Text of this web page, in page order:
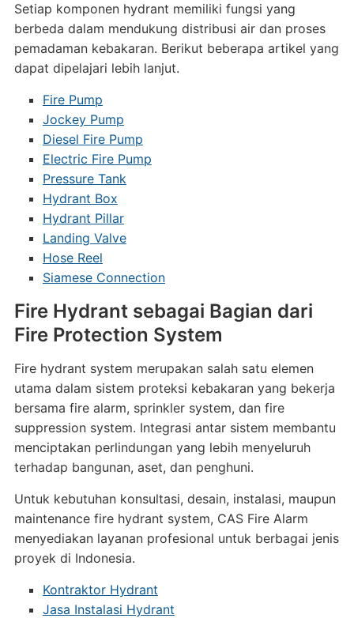
Setiap komponen hydrant memiliki fungsi yang
berbeda dalam mendukung distribusi air dan proses
pemadaman kebakaran. Berikut beberapa artikel yang
dapat dipelajari lebih lanjut.
Fire Pump
Jockey Pump
Diesel Fire Pump
Electric Fire Pump
Pressure Tank
Hydrant Box
Hydrant Pillar
Landing Valve
Hose Reel
Siamese Connection
Fire Hydrant sebagai Bagian dari
Fire Protection System
Fire hydrant system merupakan salah satu elemen
utama dalam sistem proteksi kebakaran yang bekerja
bersama fire alarm, sprinkler system, dan fire
suppression system. Integrasi antar sistem membantu
menciptakan perlindungan yang lebih menyeluruh
terhadap bangunan, aset, dan penghuni.
Untuk kebutuhan konsultasi, desain, instalasi, maupun
maintenance fire hydrant system, CAS Fire Alarm
menyediakan layanan profesional untuk berbagai jenis
proyek di Indonesia.
Kontraktor Hydrant
Jasa Instalasi Hydrant